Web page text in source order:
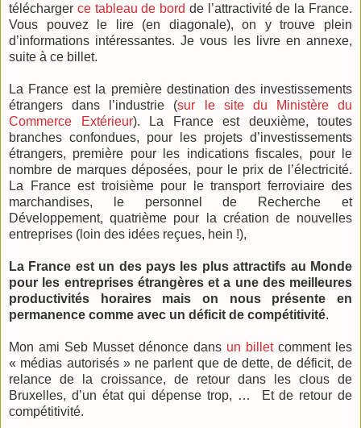
télécharger ce tableau de bord de l’attractivité de la France.
Vous pouvez le lire (en diagonale), on y trouve plein
d’informations intéressantes. Je vous les livre en annexe,
suite à ce billet.
La France est la première destination des investissements
étrangers dans l’industrie (sur le site du Ministère du
Commerce Extérieur). La France est deuxième, toutes
branches confondues, pour les projets d’investissements
étrangers, première pour les indications fiscales, pour le
nombre de marques déposées, pour le prix de l’électricité.
La France est troisième pour le transport ferroviaire des
marchandises, le personnel de Recherche et
Développement, quatrième pour la création de nouvelles
entreprises (loin des idées reçues, hein !),
La France est un des pays les plus attractifs au Monde
pour les entreprises étrangères et a une des meilleures
productivités horaires mais on nous présente en
permanence comme avec un déficit de compétitivité.
Mon ami Seb Musset dénonce dans un billetcomment les
« médias autorisés » ne parlent que de dette, de déficit, de
relance de la croissance, de retour dans les clous de
Bruxelles, d’un état qui dépense trop, … Et de retour de
compétitivité.